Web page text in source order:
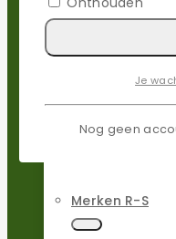
Merken R-S
Je
Nog geen